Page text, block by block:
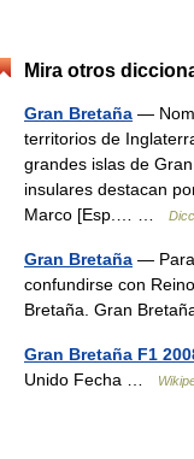
Mira otros
Gran Bretaña —
territorios de
grandes islas de
insulares destacan
Marco [Esp.… …
Gran Bretaña — Para
confundirse con
Bretaña. Gran
Gran Bretaña F1
Unido Fecha …